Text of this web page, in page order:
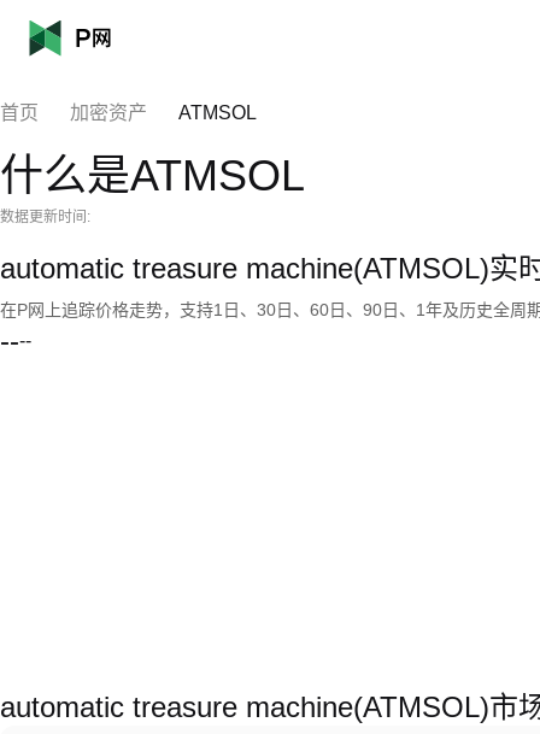
首页 加密资产 ATMSOL
什么是ATMSOL
数据更新时间:
automatic treasure machine(ATMSOL)实
在P网上追踪价格走势，支持1日、30日、60日、90日、1年及历史全周
----
automatic treasure machine(ATMSOL)市